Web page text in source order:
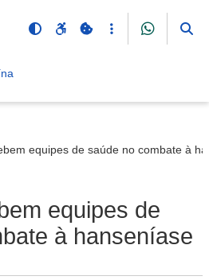
equipes de saúde no combate à
equipes de
à hanseníase